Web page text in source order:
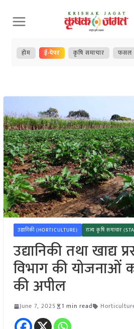
Skip
to
content
होम ई-पेपर कृषि समाचार फसल
उद्यानिकी (HORTICULTURE) राज्य कृषि समाचार
उद्यानिकी तथा खाद्य
विभाग की योजनाओं
की अपील
June 7, 2025 1 min read